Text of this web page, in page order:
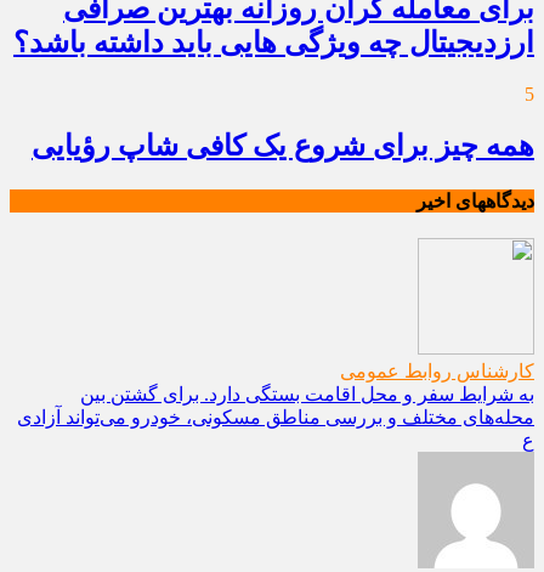
برای معامله گران روزانه بهترین صرافی
ارزدیجیتال چه ویژگی هایی باید داشته باشد؟
5
همه چیز برای شروع یک کافی شاپ رؤیایی
دیدگاههای اخیر
کارشناس روابط عمومی
به شرایط سفر و محل اقامت بستگی دارد. برای گشتن بین
محله‌های مختلف و بررسی مناطق مسکونی، خودرو می‌تواند آزادی
ع